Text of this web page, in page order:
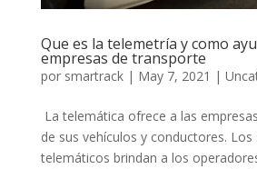
Que es la telemetría y como
empresas de transporte
por smartrack| May 7, 2021 |
La telemática ofrece a las
de sus vehículos y conductores. Los
telemáticos brindan a los